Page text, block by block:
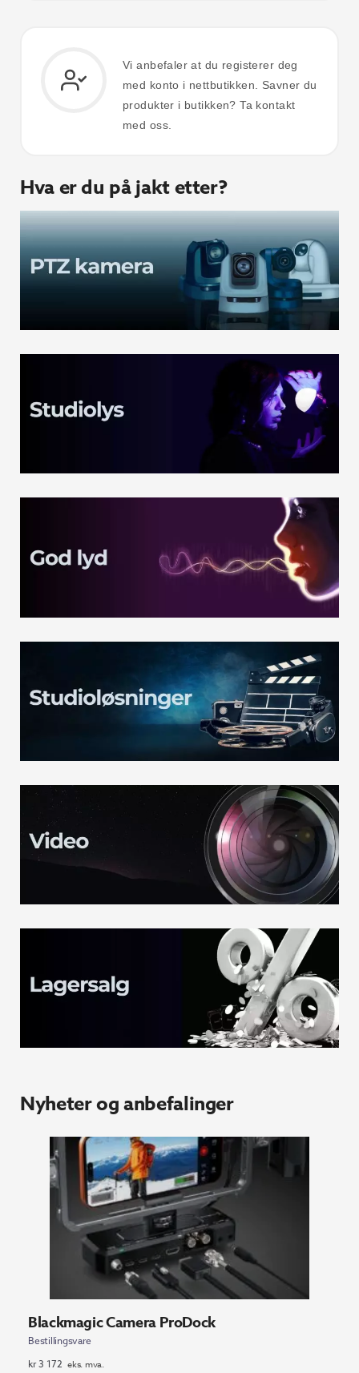
Vi anbefaler at du registerer deg
med konto i nettbutikken. Savner du
produkter i butikken? Ta kontakt
med oss.
Hva er du på jakt etter?
Nyheter og anbefalinger
Blackmagic Camera ProDock
Bestillingsvare
kr3 172 eks. mva.